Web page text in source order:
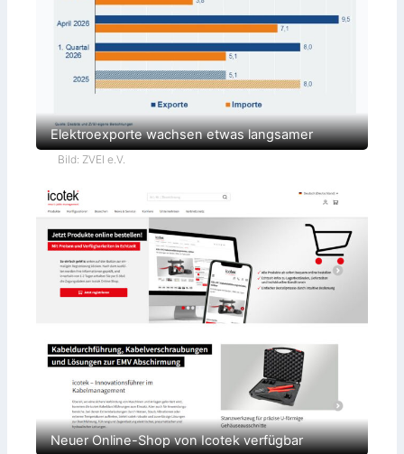
Elektroexporte wachsen etwas langsamer
Bild: ZVEI e.V.
Neuer Online-Shop von Icotek verfügbar